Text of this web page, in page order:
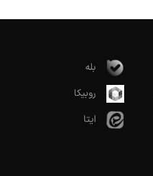
بله
روبیکا
ایتا